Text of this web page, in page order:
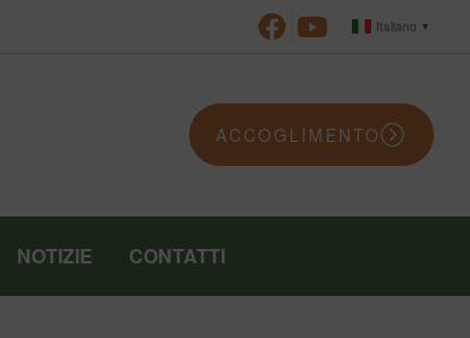
Italiano ▼
ACCOGLIMENTO
NOTIZIE CONTATTI